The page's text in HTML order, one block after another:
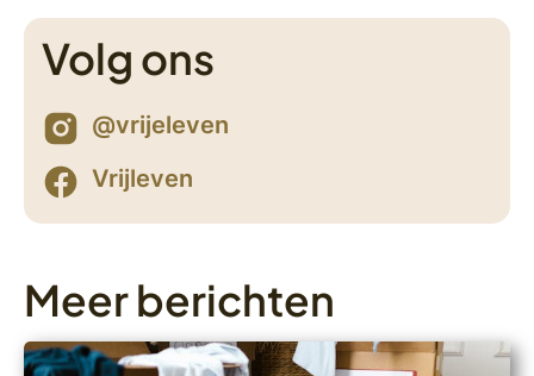
Volg ons
@vrijeleven
Vrijleven
Meer berichten